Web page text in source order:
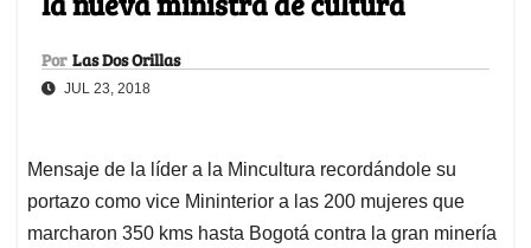
Por Las Dos Orillas
JUL 23, 2018
Mensaje de la líder a la Mincultura recordándole su
portazo como vice Mininterior a las 200 mujeres que
marcharon 350 kms hasta Bogotá contra la gran minería